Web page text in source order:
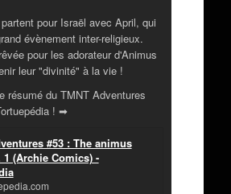
pour Israël avec April, qui
évènement inter-religieux.
pour les adorateur d'Animus
leur "divinité" à la vie !
résumé du TMNT Adventures
! ➡
#53 : The animus
1 (Archie Comics) -